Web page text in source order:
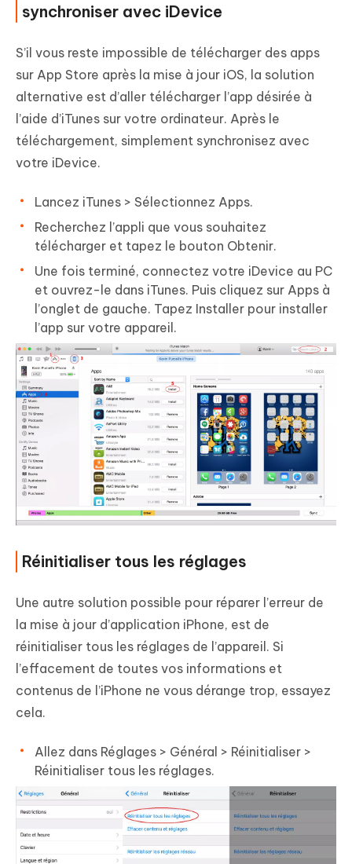
synchroniser avec iDevice
S’il vous reste impossible de télécharger des apps
sur App Store après la mise à jour iOS, la solution
alternative est d’aller télécharger l’app désirée à
l’aide d’iTunes sur votre ordinateur. Après le
téléchargement, simplement synchronisez avec
votre iDevice.
Lancez iTunes > Sélectionnez Apps.
Recherchez l’appli que vous souhaitez
télécharger et tapez le bouton Obtenir.
Une fois terminé, connectez votre iDevice au PC
et ouvrez-le dans iTunes. Puis cliquez sur Apps à
l’onglet de gauche. Tapez Installer pour installer
l’app sur votre appareil.
Réinitialiser tous les réglages
Une autre solution possible pour réparer l’erreur de
la mise à jour d’application iPhone, est de
réinitialiser tous les réglages de l’appareil. Si
l’effacement de toutes vos informations et
contenus de l’iPhone ne vous dérange trop, essayez
cela.
Allez dans Réglages > Général > Réinitialiser >
Réinitialiser tous les réglages.